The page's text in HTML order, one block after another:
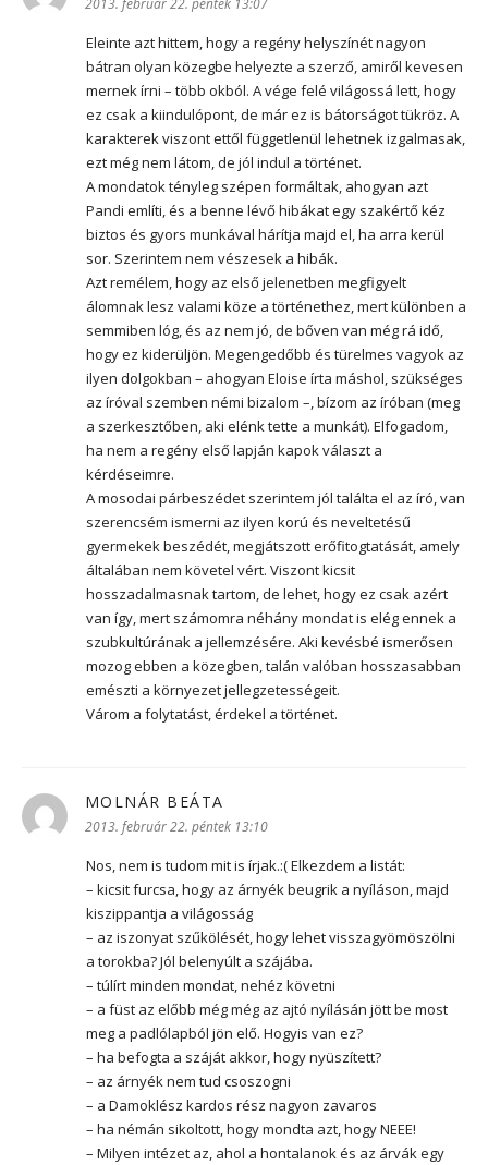
2013. február 22. péntek 13:07
Eleinte azt hittem, hogy a regény helyszínét nagyon
bátran olyan közegbe helyezte a szerző, amiről kevesen
mernek írni – több okból. A vége felé világossá lett, hogy
ez csak a kiindulópont, de már ez is bátorságot tükröz. A
karakterek viszont ettől függetlenül lehetnek izgalmasak,
ezt még nem látom, de jól indul a történet.
A mondatok tényleg szépen formáltak, ahogyan azt
Pandi említi, és a benne lévő hibákat egy szakértő kéz
biztos és gyors munkával hárítja majd el, ha arra kerül
sor. Szerintem nem vészesek a hibák.
Azt remélem, hogy az első jelenetben megfigyelt
álomnak lesz valami köze a történethez, mert különben a
semmiben lóg, és az nem jó, de bőven van még rá idő,
hogy ez kiderüljön. Megengedőbb és türelmes vagyok az
ilyen dolgokban – ahogyan Eloise írta máshol, szükséges
az íróval szemben némi bizalom –, bízom az íróban (meg
a szerkesztőben, aki elénk tette a munkát). Elfogadom,
ha nem a regény első lapján kapok választ a
kérdéseimre.
A mosodai párbeszédet szerintem jól találta el az író, van
szerencsém ismerni az ilyen korú és neveltetésű
gyermekek beszédét, megjátszott erőfitogtatását, amely
általában nem követel vért. Viszont kicsit
hosszadalmasnak tartom, de lehet, hogy ez csak azért
van így, mert számomra néhány mondat is elég ennek a
szubkultúrának a jellemzésére. Aki kevésbé ismerősen
mozog ebben a közegben, talán valóban hosszasabban
emészti a környezet jellegzetességeit.
Várom a folytatást, érdekel a történet.
MOLNÁR BEÁTA
2013. február 22. péntek 13:10
Nos, nem is tudom mit is írjak.:( Elkezdem a listát:
– kicsit furcsa, hogy az árnyék beugrik a nyíláson, majd
kiszippantja a világosság
– az iszonyat szűkölését, hogy lehet visszagyömöszölni
a torokba? Jól belenyúlt a szájába.
– túlírt minden mondat, nehéz követni
– a füst az előbb még még az ajtó nyílásán jött be most
meg a padlólapból jön elő. Hogyis van ez?
– ha befogta a száját akkor, hogy nyüszített?
– az árnyék nem tud csoszogni
– a Damoklész kardos rész nagyon zavaros
– ha némán sikoltott, hogy mondta azt, hogy NEEE!
– Milyen intézet az, ahol a hontalanok és az árvák egy